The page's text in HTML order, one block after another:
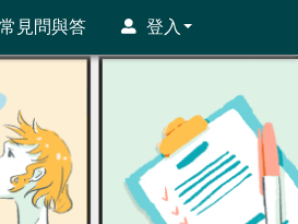
常見問與答 登入